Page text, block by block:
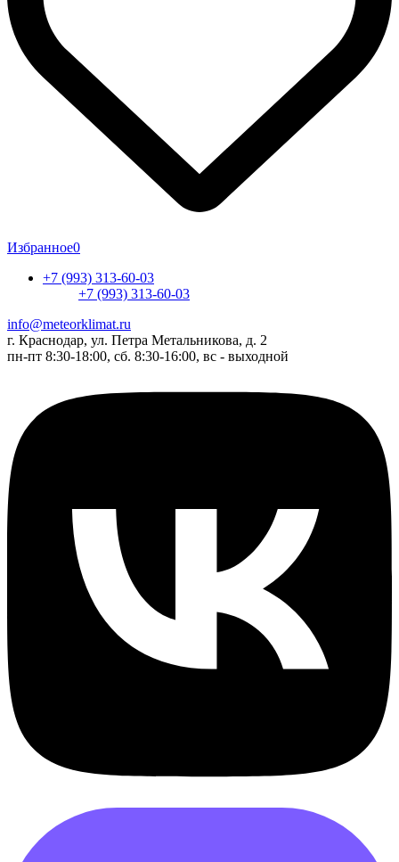
Избранное0
+7 (993) 313-60-03
+7 (993) 313-60-03
info@meteorklimat.ru
г. Краснодар, ул. Петра Метальникова, д. 2
пн-пт 8:30-18:00, сб. 8:30-16:00, вс - выходной